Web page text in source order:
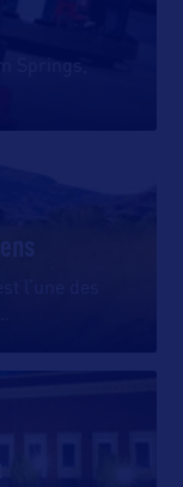
Springs,
l’une des